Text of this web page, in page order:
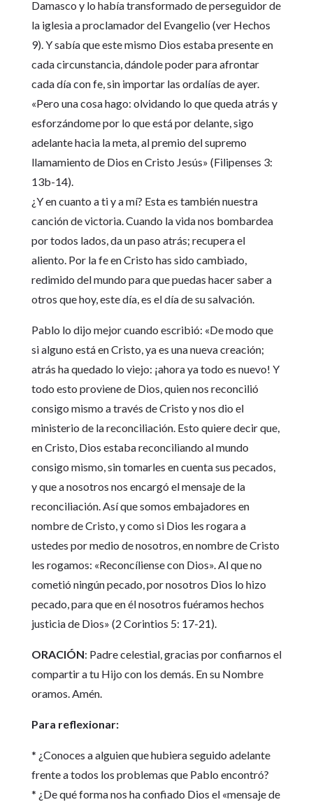
Damasco y lo había transformado de perseguidor de
la iglesia a proclamador del Evangelio (ver Hechos
9). Y sabía que este mismo Dios estaba presente en
cada circunstancia, dándole poder para afrontar
cada día con fe, sin importar las ordalías de ayer.
«Pero una cosa hago: olvidando lo que queda atrás y
esforzándome por lo que está por delante, sigo
adelante hacia la meta, al premio del supremo
llamamiento de Dios en Cristo Jesús» (Filipenses 3:
13b-14).
¿Y en cuanto a ti y a mí? Esta es también nuestra
canción de victoria. Cuando la vida nos bombardea
por todos lados, da un paso atrás; recupera el
aliento. Por la fe en Cristo has sido cambiado,
redimido del mundo para que puedas hacer saber a
otros que hoy, este día, es el día de su salvación.
Pablo lo dijo mejor cuando escribió: «De modo que
si alguno está en Cristo, ya es una nueva creación;
atrás ha quedado lo viejo: ¡ahora ya todo es nuevo! Y
todo esto proviene de Dios, quien nos reconcilió
consigo mismo a través de Cristo y nos dio el
ministerio de la reconciliación. Esto quiere decir que,
en Cristo, Dios estaba reconciliando al mundo
consigo mismo, sin tomarles en cuenta sus pecados,
y que a nosotros nos encargó el mensaje de la
reconciliación. Así que somos embajadores en
nombre de Cristo, y como si Dios les rogara a
ustedes por medio de nosotros, en nombre de Cristo
les rogamos: «Reconcíliense con Dios». Al que no
cometió ningún pecado, por nosotros Dios lo hizo
pecado, para que en él nosotros fuéramos hechos
justicia de Dios» (2 Corintios 5: 17-21).
ORACIÓN: Padre celestial, gracias por confiarnos el
compartir a tu Hijo con los demás. En su Nombre
oramos. Amén.
Para reflexionar:
* ¿Conoces a alguien que hubiera seguido adelante
frente a todos los problemas que Pablo encontró?
* ¿De qué forma nos ha confiado Dios el «mensaje de